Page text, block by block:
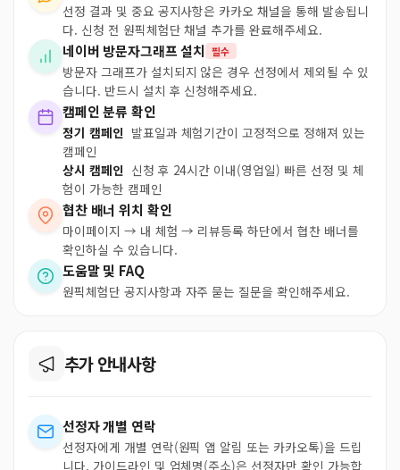
선정 결과 및 중요 공지사항은 카카오 채널을 통해 발송됩니
다. 신청 전 원픽체험단 채널 추가를 완료해주세요.
네이버 방문자그래프 설치 필수
방문자 그래프가 설치되지 않은 경우 선정에서 제외될 수 있
습니다. 반드시 설치 후 신청해주세요.
캠페인 분류 확인
정기 캠페인 발표일과 체험기간이 고정적으로 정해져 있는
캠페인
상시 캠페인 신청 후 24시간 이내(영업일) 빠른 선정 및 체
험이 가능한 캠페인
협찬 배너 위치 확인
마이페이지 → 내 체험 → 리뷰등록 하단에서 협찬 배너를
확인하실 수 있습니다.
도움말 및 FAQ
원픽체험단 공지사항과 자주 묻는 질문을 확인해주세요.
추가 안내사항
선정자 개별 연락
선정자에게 개별 연락(원픽 앱 알림 또는 카카오톡)을 드립
니다. 가이드라인 및 업체명(주소)은 선정자만 확인 가능합